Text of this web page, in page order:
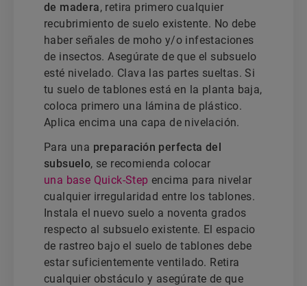
de madera, retira primero cualquier
recubrimiento de suelo existente. No debe
haber señales de moho y/o infestaciones
de insectos. Asegúrate de que el subsuelo
esté nivelado. Clava las partes sueltas. Si
tu suelo de tablones está en la planta baja,
coloca primero una lámina de plástico.
Aplica encima una capa de nivelación.
Para una preparación perfecta del
subsuelo, se recomienda colocar
una base Quick-Step encima para nivelar
cualquier irregularidad entre los tablones.
Instala el nuevo suelo a noventa grados
respecto al subsuelo existente. El espacio
de rastreo bajo el suelo de tablones debe
estar suficientemente ventilado. Retira
cualquier obstáculo y asegúrate de que